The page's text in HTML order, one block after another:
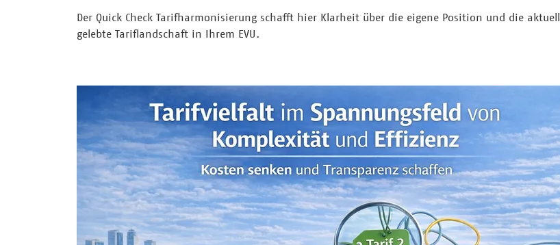
Der Quick Check Tarifharmonisierung schafft hier Klarheit über die eigene Position und die aktuell
gelebte Tariflandschaft in Ihrem EVU.